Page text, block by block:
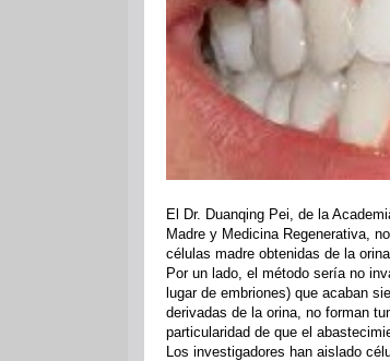
El Dr. Duanqing Pei, de la
Madre y Medicina Regenerativa,
células madre obtenidas de la
Por un lado, el método sería no
lugar de embriones) que acaban
derivadas de la orina, no forman
particularidad de que el
Los investigadores han aislado